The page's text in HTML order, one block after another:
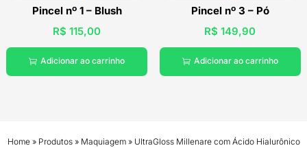
Pincel nº 1 – Blush
R$ 115,00
 Adicionar ao carrinho
Pincel nº 3 – Pó
R$ 149,90
 Adicionar ao carrinho
Home» Produtos» Maquiagem» UltraGloss Millenare com Ácido Hialurônico